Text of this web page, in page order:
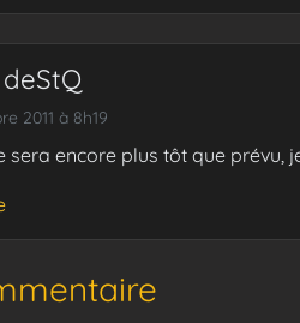
2011 à 8h19
sera encore plus tôt que prévu,